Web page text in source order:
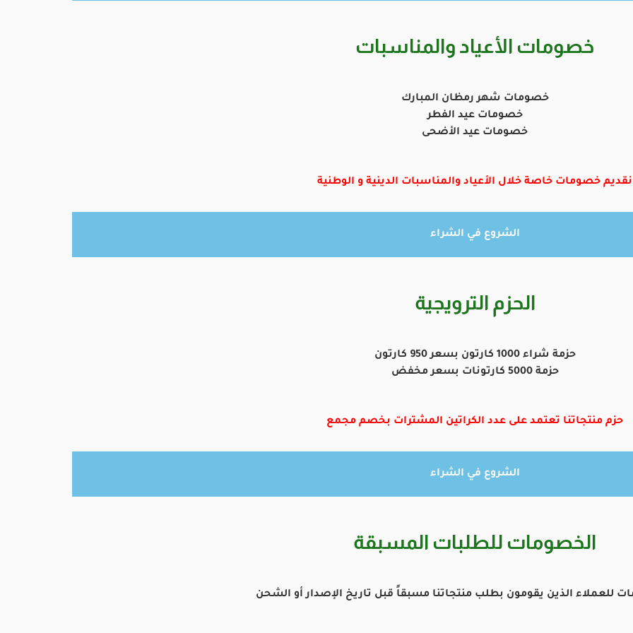
خصومات الأعياد والمناسبات
خصومات شهر رمظان المبارك
خصومات عيد الفطر
خصومات عيد الأضحى
نقديم خصومات خاصة خلال الأعياد والمناسبات الدينية و الوطنية
الشروع في الشراء
الحزم الترويجية
حزمة شراء 1000 كارتون بسعر 950 كارتون
حزمة 5000 كارتونات بسعر مخفض
حزم منتجاتنا تعتمد على عدد الكراتين المشترات بخصم مجمع
الشروع في الشراء
الخصومات للطلبات المسبقة
للعملاء الذين يقومون بطلب منتجاتنا مسبقاً قبل تاريخ الإصدار أو الشحن